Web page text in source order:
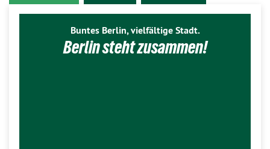
Buntes Berlin, vielfältige Stadt.
Berlin steht zusammen!